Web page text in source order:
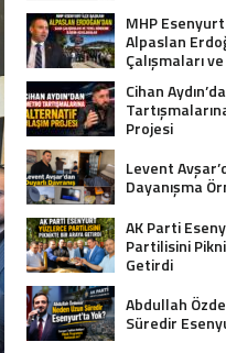
MHP
Alpaslan
Çalışmaları
İlişkin
Cihan
Projesi
Levent
Dayanışma
AK Parti
Partilisini
Getirdi
Abdullah
Süredir